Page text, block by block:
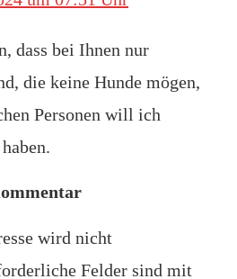
dass bei Ihnen nur
die keine Hunde mögen,
Personen will ich
wird nicht
Felder sind mit